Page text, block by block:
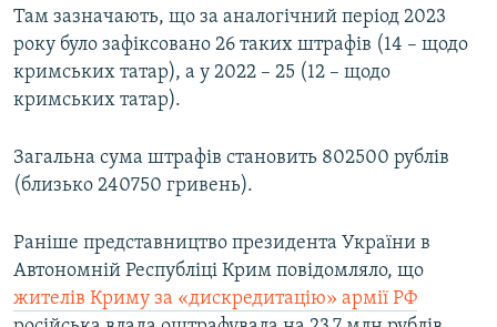
ВІДЕОУРОКИ «ELIFBE»
СВІДЧЕННЯ ОКУПАЦІЇ
УКРАЇНСЬКА ПРОБЛЕМА КРИМУ
Русский
Qırımtatar
Усі сайти RFE/RL
Там зазначають, що за аналогічний період 2023
року було зафіксовано 26 таких штрафів (14 – щодо
кримських татар), а у 2022 – 25 (12 – щодо
кримських татар).
Загальна сума штрафів становить 802500 рублів
(близько 240750 гривень).
Раніше представництво президента України в
Автономній Республіці Крим повідомляло, що
жителів Криму за «дискредитацію» армії РФ